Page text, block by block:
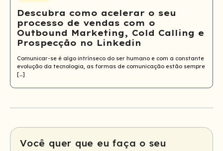
Descubra como acelerar o seu
processo de vendas com o
Outbound Marketing, Cold Calling e
Prospecção no Linkedin
Comunicar-se é algo intrínseco do ser humano e com a constante
evolução da tecnologia, as formas de comunicação estão sempre
[…]
Você quer que eu faça o seu